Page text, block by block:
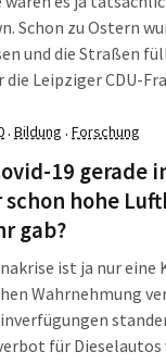
Schon zu Ostern
und die Straßen
die Leipziger CDU-
also gar nicht die
· Bildung · Forschung
19 gerade
schon hohe
gab?
ist ja nur eine
Wahrnehmung
für